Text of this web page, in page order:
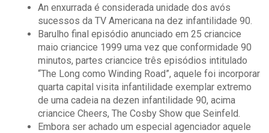
An enxurrada é considerada unidade dos avós
sucessos da TV Americana na dez infantilidade 90.
Barulho final episódio anunciado em 25 criancice
maio criancice 1999 uma vez que conformidade 90
minutos, partes criancice três episódios intitulado
“The Long como Winding Road”, aquele foi incorporar
quarta capital visita infantilidade exemplar extremo
de uma cadeia na dezen infantilidade 90, acima
criancice Cheers, The Cosby Show que Seinfeld.
Embora ser achado um especial agenciador aquele